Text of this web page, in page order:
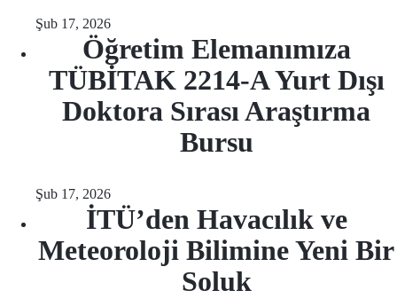
Şub 17, 2026
Öğretim Elemanımıza
TÜBİTAK 2214-A Yurt Dışı
Doktora Sırası Araştırma
Bursu
Şub 17, 2026
İTÜ’den Havacılık ve
Meteoroloji Bilimine Yeni Bir
Soluk